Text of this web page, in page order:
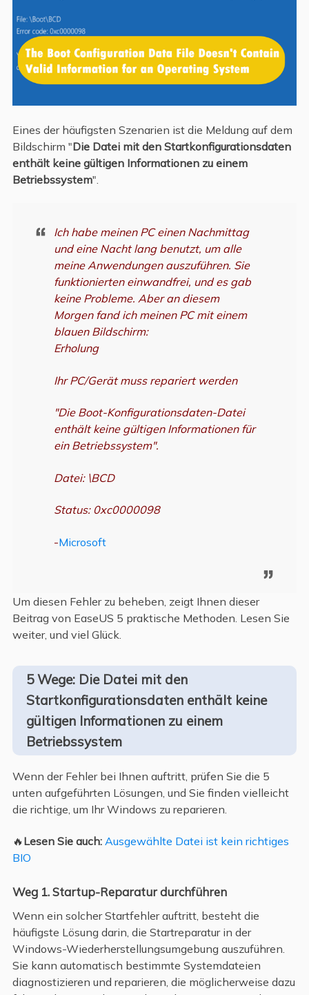
Eines der häufigsten Szenarien ist die Meldung auf dem
Bildschirm "Die Datei mit den Startkonfigurationsdaten
enthält keine gültigen Informationen zu einem
Betriebssystem".
Ich habe meinen PC einen Nachmittag
und eine Nacht lang benutzt, um alle
meine Anwendungen auszuführen. Sie
funktionierten einwandfrei, und es gab
keine Probleme. Aber an diesem
Morgen fand ich meinen PC mit einem
blauen Bildschirm:
Erholung
Ihr PC/Gerät muss repariert werden
"Die Boot-Konfigurationsdaten-Datei
enthält keine gültigen Informationen für
ein Betriebssystem".
Datei: \BCD
Status: 0xc0000098
-Microsoft
Um diesen Fehler zu beheben, zeigt Ihnen dieser
Beitrag von EaseUS 5 praktische Methoden. Lesen Sie
weiter, und viel Glück.
5 Wege: Die Datei mit den
Startkonfigurationsdaten enthält keine
gültigen Informationen zu einem
Betriebssystem
Wenn der Fehler bei Ihnen auftritt, prüfen Sie die 5
unten aufgeführten Lösungen, und Sie finden vielleicht
die richtige, um Ihr Windows zu reparieren.
🔥 Lesen Sie auch: Ausgewählte Datei ist kein richtiges
BIO
Weg 1. Startup-Reparatur durchführen
Wenn ein solcher Startfehler auftritt, besteht die
häufigste Lösung darin, die Startreparatur in der
Windows-Wiederherstellungsumgebung auszuführen.
Sie kann automatisch bestimmte Systemdateien
diagnostizieren und reparieren, die möglicherweise dazu